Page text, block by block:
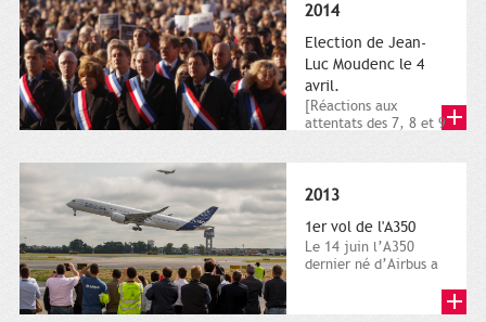
2014
Election de Jean-
Luc Moudenc le 4
avril.
[Réactions aux
attentats des 7, 8 et 9
2013
1er vol de l'A350
Le 14 juin l’A350
dernier né d’Airbus a